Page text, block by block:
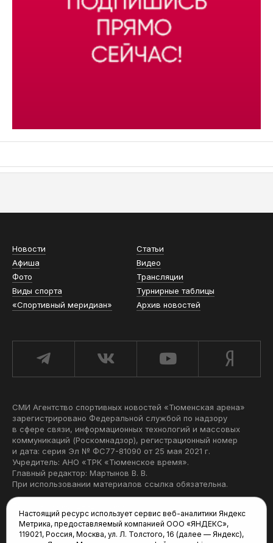
Новости
Статьи
Афиша
Видео
Фото
Трансляции
Виды спорта
Турнирные таблицы
«Спортивный меридиан»
Архив новостей
СМИ Агентство спортивных новостей «Тюменская арена»
зарегистрировано Федеральной службой по надзору
в сфере связи, информационных технологий и массовых
коммуникаций (Роскомнадзор), регистрационный номер
и дата: серия Эл № ФС77-81090 от 25 мая 2021 г.
Учредитель: АНО «ТРК «Тюменское время».
Главный редактор: Мартынов В. В.
При использовании материалов ссылка обязательна.
Редакция:
Настоящий ресурс использует сервис веб-аналитики Яндекс
Метрика, предоставляемый компанией ООО «ЯНДЕКС»,
119021, Россия, Москва, ул. Л. Толстого, 16 (далее — Яндекс),